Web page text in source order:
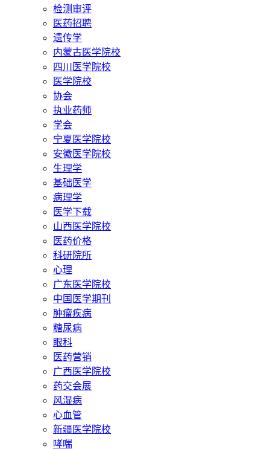
检测审评
医药招聘
遗传学
内蒙古医学院校
四川医学院校
医学院校
协会
执业药师
学会
宁夏医学院校
安徽医学院校
生理学
基础医学
病理学
医学下载
山西医学院校
医药价格
科研院所
心理
广东医学院校
中国医学期刊
肿瘤疾病
糖尿病
眼科
医药营销
广西医学院校
药交会展
风湿病
心血管
新疆医学院校
哮喘